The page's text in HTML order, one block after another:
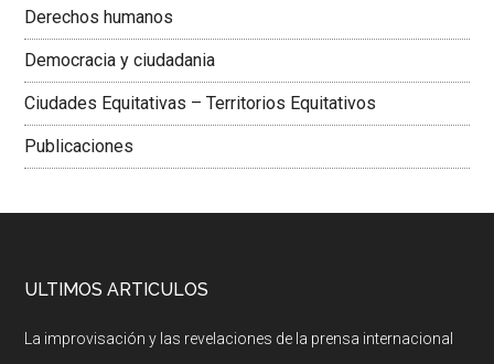
Derechos humanos
Democracia y ciudadania
Ciudades Equitativas – Territorios Equitativos
Publicaciones
ULTIMOS ARTICULOS
La improvisación y las revelaciones de la prensa internacional